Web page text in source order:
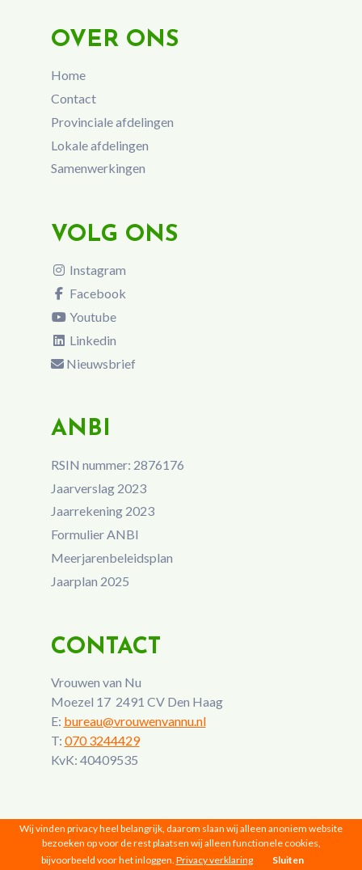
OVER ONS
Home
Contact
Provinciale afdelingen
Lokale afdelingen
Samenwerkingen
VOLG ONS
Instagram
Facebook
Youtube
Linkedin
Nieuwsbrief
ANBI
RSIN nummer: 2876176
Jaarverslag 2023
Jaarrekening 2023
Formulier ANBI
Meerjarenbeleidsplan
Jaarplan 2025
CONTACT
Vrouwen van Nu
Moezel 17 2491 CV Den Haag
E: bureau@vrouwenvannu.nl
T: 070 3244429
KvK: 40409535
Wij vinden privacy heel belangrijk, daarom slaan wij alleen anoniem website
bezoeken op voor de rest plaatsen wij alleen functionele cookies,
bijvoorbeeld voor het inloggen. Privacy verklaring Sluiten